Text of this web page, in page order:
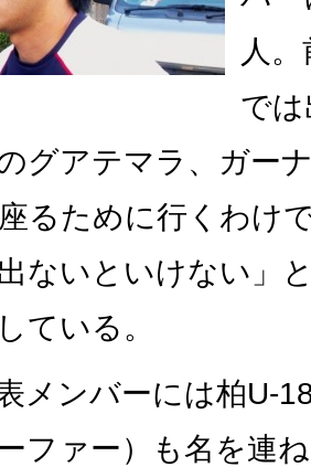
人
で
グアテマラ、ガー
座るために行くわけ
ないといけない」
ている。
メンバーには柏U-
ファー）も名を連